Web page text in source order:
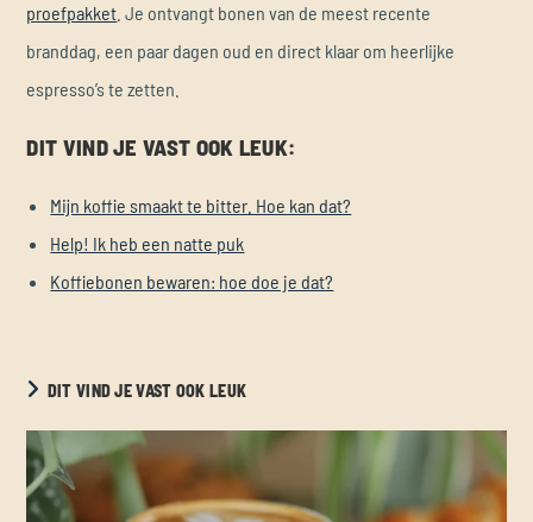
proefpakket . Je ontvangt bonen van de meest recente
branddag, een paar dagen oud en direct klaar om heerlijke
espresso’s te zetten.
DIT VIND JE VAST OOK LEUK:
Mijn koffie smaakt te bitter. Hoe kan dat?
Help! Ik heb een natte puk
Koffiebonen bewaren: hoe doe je dat?
DIT VIND JE VAST OOK LEUK